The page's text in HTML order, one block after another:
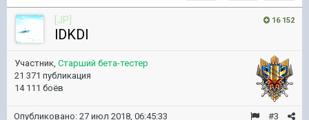
16 152
[JP]
lDKDl
Участник, Старший бета-тестер
21 371 публикация
14 111 боёв
#3
Опубликовано: 27 июл 2018, 06:45:33